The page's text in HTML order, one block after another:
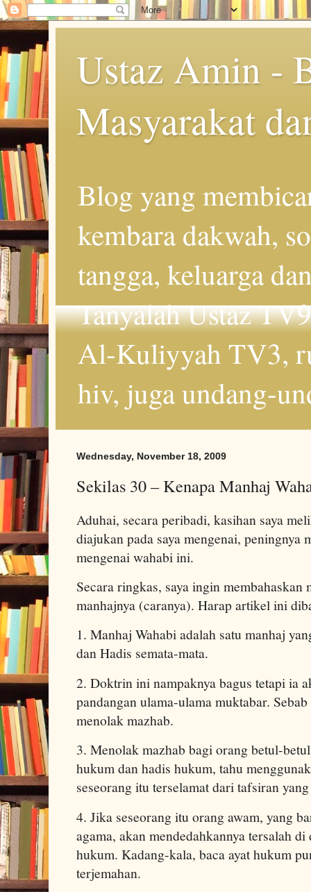
Ustaz Amin -
Masyarakat
Blog yang
kembara dakwah,
tangga, keluarga
Tanyalah Ustaz
Al-Kuliyyah TV3,
hiv, juga undang-
Wednesday, November 18, 2009
Sekilas 30 – Kenapa Manhaj
Aduhai, secara peribadi, kasihan saya
diajukan pada saya mengenai, peningnya
mengenai wahabi ini.
Secara ringkas, saya ingin membahaskan
manhajnya (caranya). Harap artikel ini
1. Manhaj Wahabi adalah satu manhaj
dan Hadis semata-mata.
2. Doktrin ini nampaknya bagus tetapi ia
pandangan ulama-ulama muktabar.
menolak mazhab.
3. Menolak mazhab bagi orang betul-
hukum dan hadis hukum, tahu
seseorang itu terselamat dari tafsiran
4. Jika seseorang itu orang awam, yang
agama, akan mendedahkannya tersalah
hukum. Kadang-kala, baca ayat hukum
terjemahan.